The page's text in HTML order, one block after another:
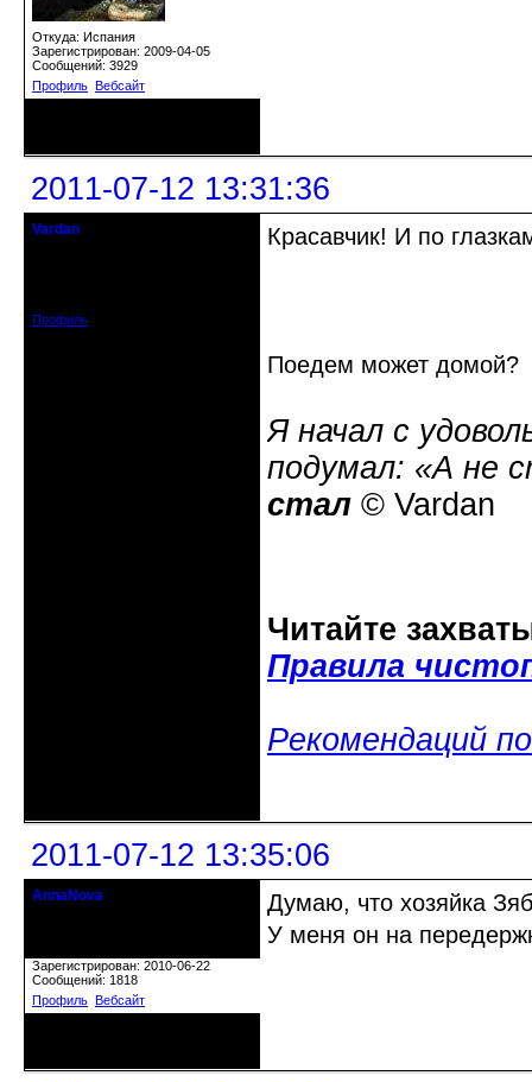
Откуда: Испания
Зарегистрирован: 2009-04-05
Сообщений: 3929
Профиль Вебсайт
2011-07-12 13:31:36
Vardan
Профиль
Красавчик! И по
Поедем может домой?
Я начал с
подумал: «А не
стал © Vardan
Читайте
Правила
Рекомендаций
2011-07-12 13:35:06
AnnaNova
Зарегистрирован: 2010-06-22
Сообщений: 1818
Профиль Вебсайт
Думаю, что хозяйка
У меня он на